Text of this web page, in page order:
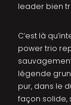
leader bien
C’est là
power trio
légende
pur, dans le
façon solide,